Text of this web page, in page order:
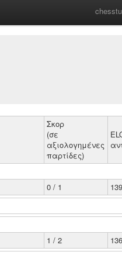
Σκορ
(σε
αξιολογημένες
παρτίδες)
0 / 1
1 / 2